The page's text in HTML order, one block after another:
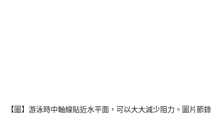
【圖】游泳時中軸線貼近水平面，可以大大減少阻力。圖片節錄